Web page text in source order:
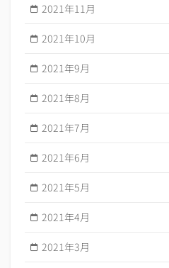
2021年11月
2021年10月
2021年9月
2021年8月
2021年7月
2021年6月
2021年5月
2021年4月
2021年3月